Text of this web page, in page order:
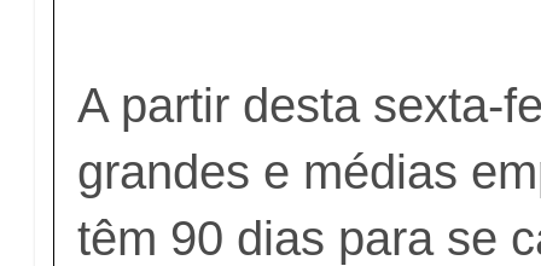
A partir desta sexta-
grandes e médias
têm 90 dias para se